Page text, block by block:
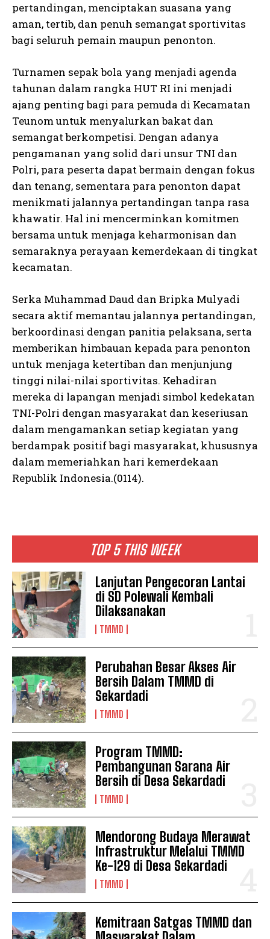
TOP 5 THIS WEEK
Lanjutan Pengecoran Lantai
di SD Polewali Kembali
Dilaksanakan
TMMD
Perubahan Besar Akses Air
Bersih Dalam TMMD di
Sekardadi
TMMD
Program TMMD:
Pembangunan Sarana Air
Bersih di Desa Sekardadi
TMMD
Mendorong Budaya Merawat
Infrastruktur Melalui TMMD
Ke-129 di Desa Sekardadi
TMMD
Kemitraan Satgas TMMD dan
pertandingan, menciptakan suasana yang
aman, tertib, dan penuh semangat sportivitas
bagi seluruh pemain maupun penonton.
Turnamen sepak bola yang menjadi agenda
tahunan dalam rangka HUT RI ini menjadi
ajang penting bagi para pemuda di Kecamatan
Teunom untuk menyalurkan bakat dan
semangat berkompetisi. Dengan adanya
pengamanan yang solid dari unsur TNI dan
Polri, para peserta dapat bermain dengan fokus
dan tenang, sementara para penonton dapat
menikmati jalannya pertandingan tanpa rasa
khawatir. Hal ini mencerminkan komitmen
bersama untuk menjaga keharmonisan dan
semaraknya perayaan kemerdekaan di tingkat
kecamatan.
Serka Muhammad Daud dan Bripka Mulyadi
secara aktif memantau jalannya pertandingan,
berkoordinasi dengan panitia pelaksana, serta
memberikan himbauan kepada para penonton
untuk menjaga ketertiban dan menjunjung
tinggi nilai-nilai sportivitas. Kehadiran
mereka di lapangan menjadi simbol kedekatan
TNI-Polri dengan masyarakat dan keseriusan
dalam mengamankan setiap kegiatan yang
berdampak positif bagi masyarakat, khususnya
dalam memeriahkan hari kemerdekaan
Republik Indonesia.(0114).